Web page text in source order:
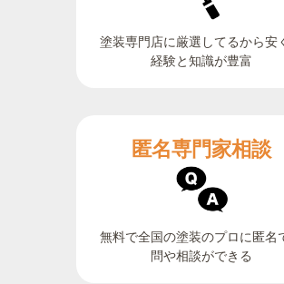
塗装専門店に厳選してるから安
経験と知識が豊富
匿名専門家相談
無料で全国の塗装のプロに匿名
問や相談ができる